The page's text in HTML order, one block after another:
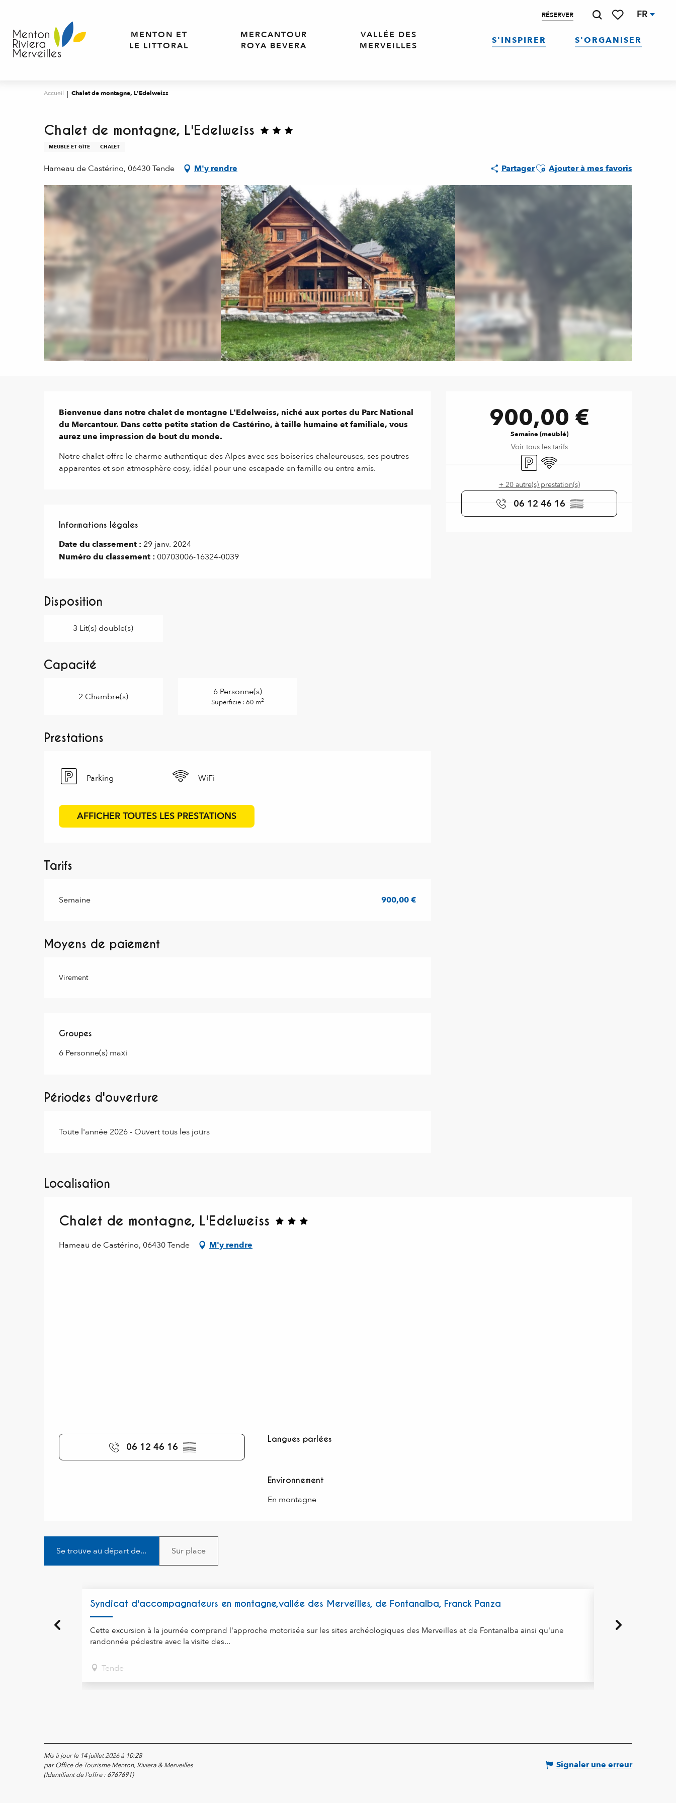
contenu
principal
RÉSERVER FR
MENTON ET
LE LITTORAL
MERCANTOUR
ROYA BEVERA
VALLÉE DES
MERVEILLES
S'INSPIRER S'ORGANISER
Accueil Chalet de montagne, L'Edelweiss
Chalet de montagne, L'Edelweiss
MEUBLÉ ET GÎTE CHALET
Hameau de Castérino, 06430 Tende M'y rendre PartagerAjouter aux favoris
Ajouter à mes favoris
Ouverture et coordonnées
900,00 €
Semaine (meublé)
Voir tous les tarifs
ParkingWiFi
+ 20 autre(s) prestation(s)
06 12 46 16 ▒▒
Description
Bienvenue dans notre chalet de montagne L'Edelweiss, niché aux portes du Parc National
du Mercantour. Dans cette petite station de Castérino, à taille humaine et familiale, vous
aurez une impression de bout du monde.
Notre chalet offre le charme authentique des Alpes avec ses boiseries chaleureuses, ses poutres
apparentes et son atmosphère cosy, idéal pour une escapade en famille ou entre amis.
Informations légales
Informations légales
Date du classement : 29 janv. 2024
Numéro du classement : 00703006-16324-0039
Disposition
3 Lit(s) double(s)
Capacité
2 Chambre(s) 6 Personne(s)
Superficie : 60 m2
Prestations
Parking WiFi
AFFICHER TOUTES LES PRESTATIONS
Tarifs
Tarifs 2026
Semaine 900,00 €
Moyens de paiement
Virement
Groupes
Groupes
6 Personne(s) maxi
Périodes d'ouverture
Toute l'année 2026 - Ouvert tous les jours
Localisation
Chalet de montagne, L'Edelweiss
Hameau de Castérino, 06430 Tende M'y rendre
06 12 46 16 ▒▒
Langues parlées
Langues parlées
Environnement
Environnement
En montagne
Se trouve au départ de... Sur place
Syndicat d'accompagnateurs en montagne,vallée des Merveilles, de Fontanalba, Franck Panza
Cette excursion à la journée comprend l'approche motorisée sur les sites archéologiques des Merveilles et de Fontanalba ainsi qu'une
randonnée pédestre avec la visite des...
Tende
Randonnées à
Mis à jour le 14 juillet 2026 à 10:28
par Office de Tourisme Menton, Riviera & Merveilles
(Identifiant de l'offre : 6767691)
Signaler une erreur